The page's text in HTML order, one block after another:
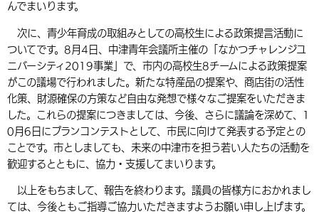
んでまいります。
次に、青少年育成の取組みとしての高校生による政策提言活動に
ついてです。8月4日、中津青年会議所主催の「なかつチャレンジユ
ニバーシティ2019事業」で、市内の高校生8チームによる政策提案
がこの議場で行われました。新たな特産品の提案や、商店街の活性
化策、財源確保の方策など自由な発想で様々なご提案をいただきま
した。これらの提案につきましては、今後、さらに議論を深めて、1
0月6日にプランコンテストとして、市民に向けて発表する予定との
ことです。市としましても、未来の中津市を担う若い人たちの活動を
歓迎するとともに、協力・支援してまいります。
以上をもちまして、報告を終わります。議員の皆様方におかれまし
ては、今後ともご指導ご協力いただきますようお願い申し上げます。